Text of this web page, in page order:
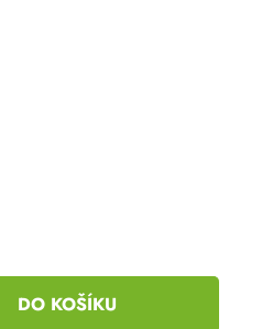
DO KOŠÍKU